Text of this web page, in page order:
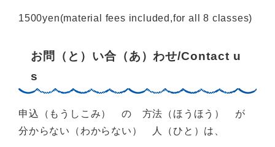
1500yen(material fees included,for all 8 classes)
お問（と）い合（あ）わせ/Contact u
s
申込（もうしこみ） の 方法（ほうほう） が
分からない（わからない） 人（ひと）は、